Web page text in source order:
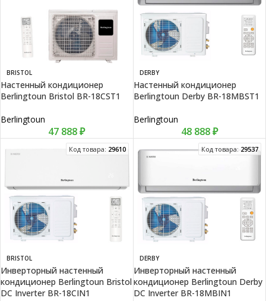
BRISTOL
Настенный кондиционер
Berlingtoun Bristol BR-18CST1
Berlingtoun
47 888₽
DERBY
Настенный кондиционер
Berlingtoun Derby BR-18MBST1
Berlingtoun
48 888₽
Код товара: 29610
BRISTOL
Инверторный настенный
кондиционер Berlingtoun Bristol
DC Inverter BR-18CIN1
Код товара: 29537
DERBY
Инверторный настенный
кондиционер Berlingtoun Derby
DC Inverter BR-18MBIN1